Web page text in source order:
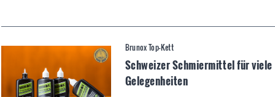
Brunox Top-Kett
Schweizer Schmiermittel für viele
Gelegenheiten